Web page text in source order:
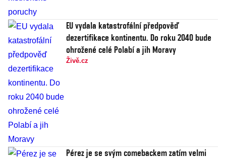
EU vydala katastrofální předpověď
dezertifikace kontinentu. Do roku 2040 bude
ohrožené celé Polabí a jih Moravy
Živě.cz
Pérez je se svým comebackem zatím velmi